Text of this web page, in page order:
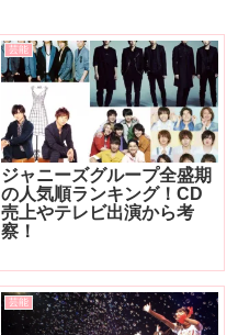
芸能
ジャニーズグループ全盛期
の人気順ランキング！CD
売上やテレビ出演から考
察！
芸能